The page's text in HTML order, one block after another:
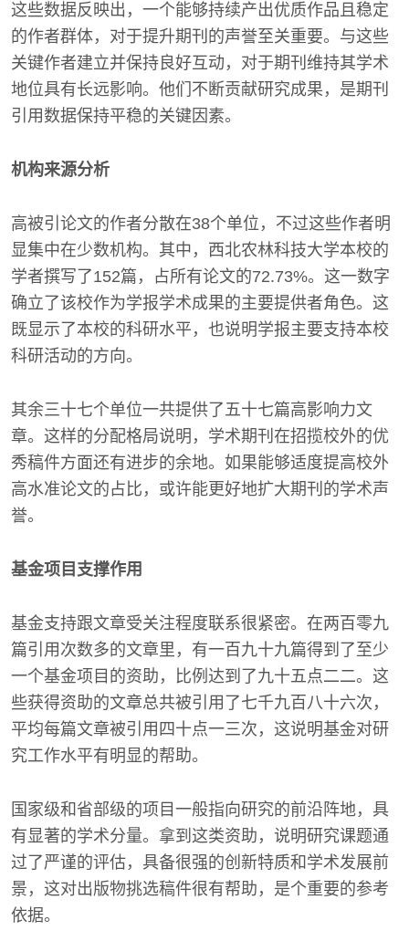
这些数据反映出，一个能够持续产出优质作品且稳定
的作者群体，对于提升期刊的声誉至关重要。与这些
关键作者建立并保持良好互动，对于期刊维持其学术
地位具有长远影响。他们不断贡献研究成果，是期刊
引用数据保持平稳的关键因素。
机构来源分析
高被引论文的作者分散在38个单位，不过这些作者明
显集中在少数机构。其中，西北农林科技大学本校的
学者撰写了152篇，占所有论文的72.73%。这一数字
确立了该校作为学报学术成果的主要提供者角色。这
既显示了本校的科研水平，也说明学报主要支持本校
科研活动的方向。
其余三十七个单位一共提供了五十七篇高影响力文
章。这样的分配格局说明，学术期刊在招揽校外的优
秀稿件方面还有进步的余地。如果能够适度提高校外
高水准论文的占比，或许能更好地扩大期刊的学术声
誉。
基金项目支撑作用
基金支持跟文章受关注程度联系很紧密。在两百零九
篇引用次数多的文章里，有一百九十九篇得到了至少
一个基金项目的资助，比例达到了九十五点二二。这
些获得资助的文章总共被引用了七千九百八十六次，
平均每篇文章被引用四十点一三次，这说明基金对研
究工作水平有明显的帮助。
国家级和省部级的项目一般指向研究的前沿阵地，具
有显著的学术分量。拿到这类资助，说明研究课题通
过了严谨的评估，具备很强的创新特质和学术发展前
景，这对出版物挑选稿件很有帮助，是个重要的参考
依据。